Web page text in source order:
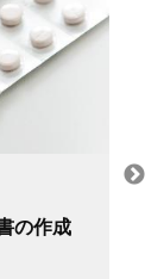
の作成